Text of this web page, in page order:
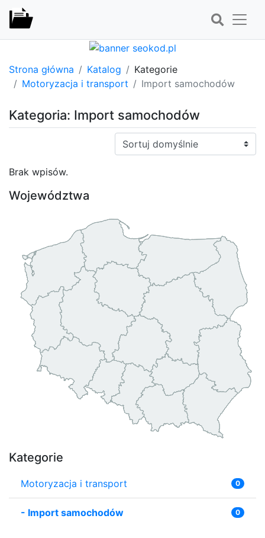
Strona główna Katalog
Kategorie
Motoryzacja i transport
Import samochodów
Kategoria: Import samochodów
Sortuj:
Brak wpisów.
Województwa
Kategorie
Motoryzacja i transport 0
- Import samochodów 0